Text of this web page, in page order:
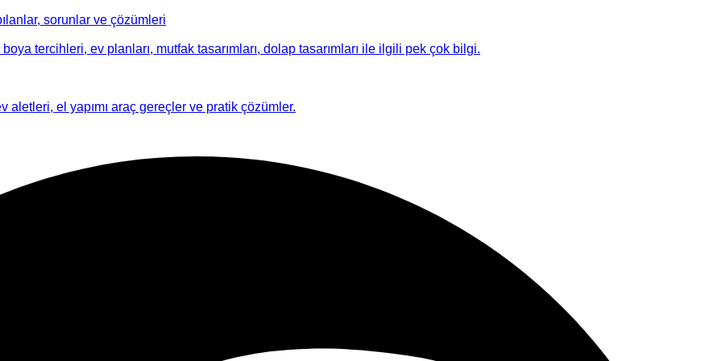
sorunlar ve çözümleri
tercihleri, ev planları, mutfak tasarımları, dolap tasarımları ile ilgili pek çok bilgi.
el yapımı araç gereçler ve pratik çözümler.